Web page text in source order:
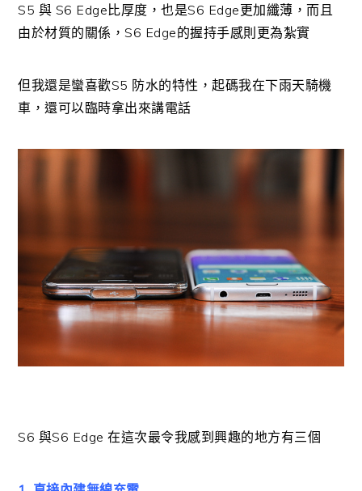
S5 與 S6 Edge比厚度，也是S6 Edge更加纖薄，而且
由於材質的關係，S6 Edge的握持手感則更為紮實
但我還是蠻喜歡S5 防水的特性，起碼我在下雨天騎機
車，還可以臨時拿出來講電話
S6 與S6 Edge 在這次最令我感到興趣的地方有三個